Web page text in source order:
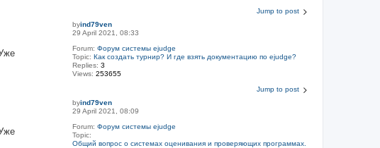
Jump to post
byind79ven
29 April 2021, 08:33
Forum:Форум системы ejudge
Topic:Как создать турнир? И где взять документацию по ejudge?
Replies:3
Views:253655
Jump to post
byind79ven
29 April 2021, 08:09
Forum:Форум системы ejudge
Topic:
Общий вопрос о системах оценивания и проверяющих программах.